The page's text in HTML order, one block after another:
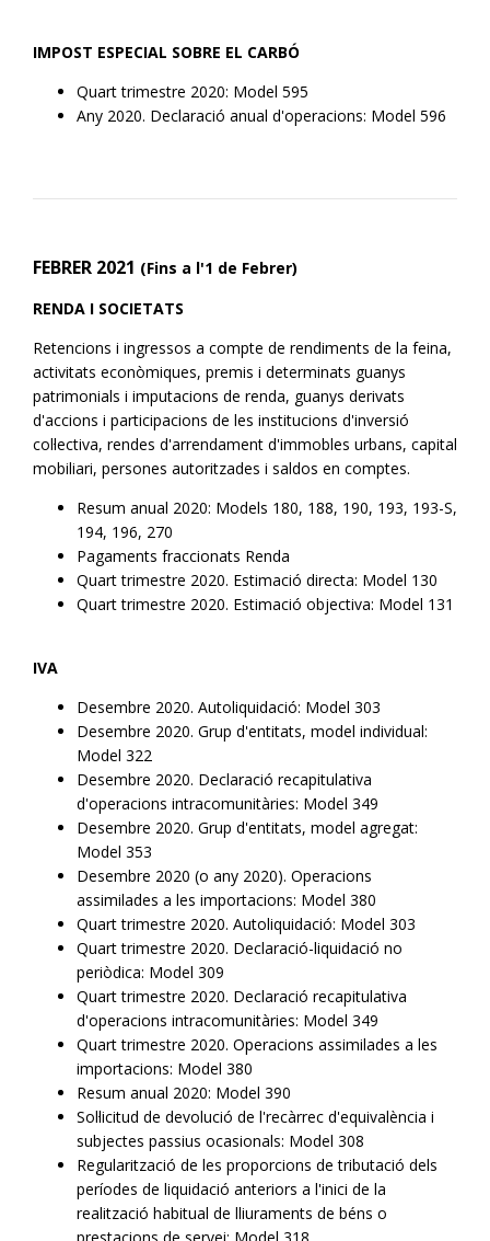
IMPOST ESPECIAL SOBRE EL CARBÓ
Quart trimestre 2020: Model 595
Any 2020. Declaració anual d'operacions: Model 596
FEBRER 2021 (Fins a l'1 de Febrer)
RENDA I SOCIETATS
Retencions i ingressos a compte de rendiments de la feina,
activitats econòmiques, premis i determinats guanys
patrimonials i imputacions de renda, guanys derivats
d'accions i participacions de les institucions d'inversió
col·lectiva, rendes d'arrendament d'immobles urbans, capital
mobiliari, persones autoritzades i saldos en comptes.
Resum anual 2020: Models 180, 188, 190, 193, 193-S,
194, 196, 270
Pagaments fraccionats Renda
Quart trimestre 2020. Estimació directa: Model 130
Quart trimestre 2020. Estimació objectiva: Model 131
IVA
Desembre 2020. Autoliquidació: Model 303
Desembre 2020. Grup d'entitats, model individual:
Model 322
Desembre 2020. Declaració recapitulativa
d'operacions intracomunitàries: Model 349
Desembre 2020. Grup d'entitats, model agregat:
Model 353
Desembre 2020 (o any 2020). Operacions
assimilades a les importacions: Model 380
Quart trimestre 2020. Autoliquidació: Model 303
Quart trimestre 2020. Declaració-liquidació no
periòdica: Model 309
Quart trimestre 2020. Declaració recapitulativa
d'operacions intracomunitàries: Model 349
Quart trimestre 2020. Operacions assimilades a les
importacions: Model 380
Resum anual 2020: Model 390
Sol·licitud de devolució de l'recàrrec d'equivalència i
subjectes passius ocasionals: Model 308
Regularització de les proporcions de tributació dels
períodes de liquidació anteriors a l'inici de la
realització habitual de lliuraments de béns o